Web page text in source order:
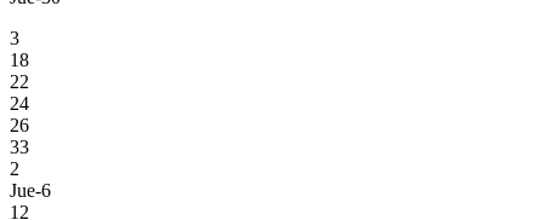
3
18
22
24
26
33
2
Jue-6
12